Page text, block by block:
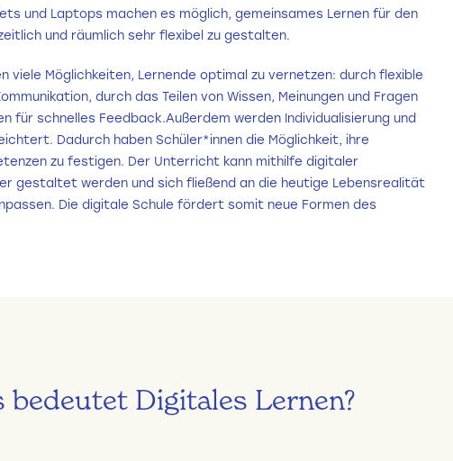
und Laptops machen es möglich, gemeinsames Lernen für den
und räumlich sehr flexibel zu gestalten.
viele Möglichkeiten, Lernende optimal zu vernetzen: durch flexible
durch das Teilen von Wissen, Meinungen und Fragen
für schnelles Feedback.Außerdem werden Individualisierung und
Dadurch haben Schüler*innen die Möglichkeit, ihre
zu festigen. Der Unterricht kann mithilfe digitaler
gestaltet werden und sich fließend an die heutige Lebensrealität
Die digitale Schule fördert somit neue Formen des
bedeutet Digitales Lernen?